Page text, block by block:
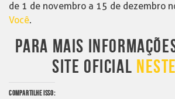
de 1 de novembro a 15 de dezembro
Você.
PARA MAIS
SITE OFICIAL
COMPARTILHE ISSO: